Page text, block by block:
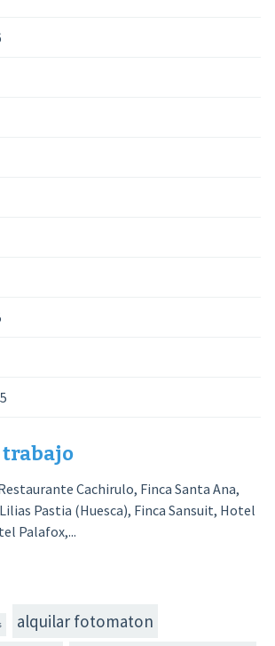
trabajo
Cachirulo, Finca Santa Ana,
Pastia (Huesca), Finca Sansuit, Hotel
Palafox,...
alquilar fotomaton